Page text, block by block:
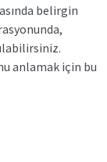
belirgin
anlamak için bu